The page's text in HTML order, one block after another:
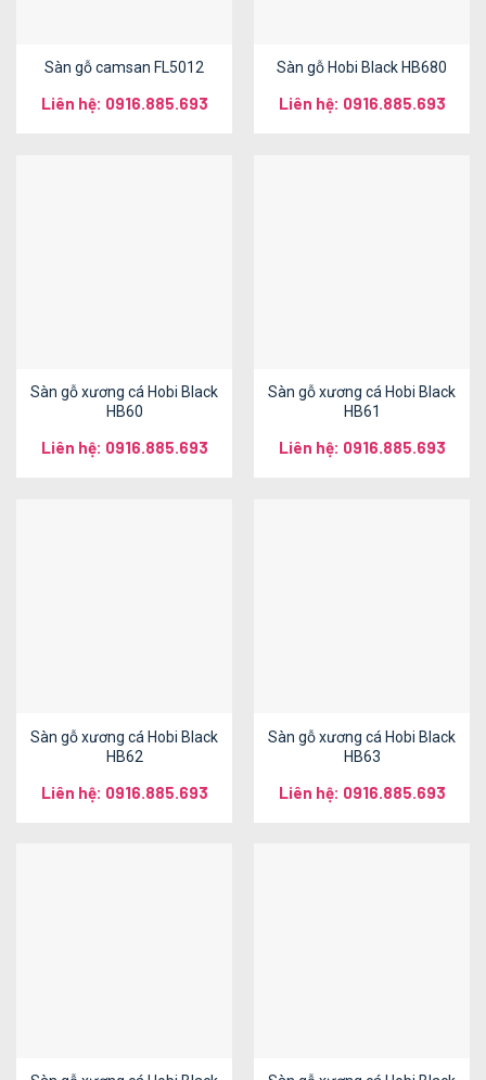
Sàn gỗ camsan FL5012
Liên hệ: 0916.885.693
Sàn gỗ Hobi Black HB680
Liên hệ: 0916.885.693
Sàn gỗ xương cá Hobi Black
HB60
Liên hệ: 0916.885.693
Sàn gỗ xương cá Hobi Black
HB61
Liên hệ: 0916.885.693
Sàn gỗ xương cá Hobi Black
HB62
Liên hệ: 0916.885.693
Sàn gỗ xương cá Hobi Black
HB63
Liên hệ: 0916.885.693